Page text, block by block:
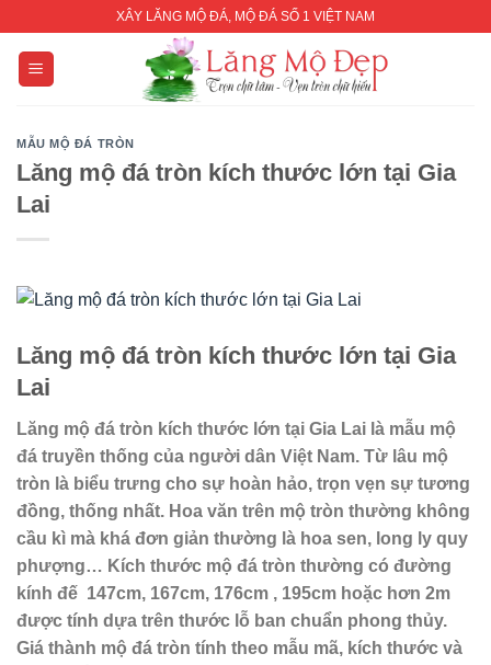
content
XÂY LĂNG MỘ ĐÁ, MỘ ĐÁ SỐ 1 VIỆT NAM
MẪU MỘ ĐÁ TRÒN
Lăng mộ đá tròn kích thước lớn tại Gia
Lai
Lăng mộ đá tròn kích thước lớn tại Gia
Lai
Lăng mộ đá tròn kích thước lớn tại Gia Lai là mẫu mộ
đá truyền thống của người dân Việt Nam. Từ lâu mộ
tròn là biểu trưng cho sự hoàn hảo, trọn vẹn sự tương
đồng, thống nhất. Hoa văn trên mộ tròn thường không
cầu kì mà khá đơn giản thường là hoa sen, long ly quy
phượng… Kích thước mộ đá tròn thường có đường
kính đế 147cm, 167cm, 176cm , 195cm hoặc hơn 2m
được tính dựa trên thước lỗ ban chuẩn phong thủy.
Giá thành mộ đá tròn tính theo mẫu mã, kích thước và